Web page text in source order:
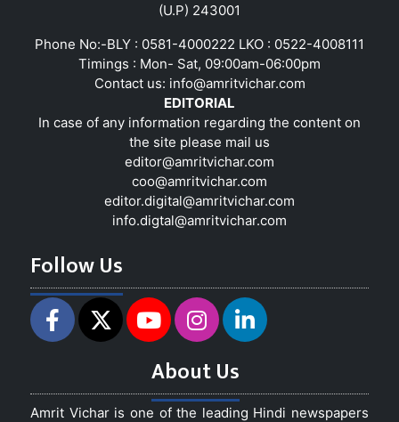
(U.P) 243001
Phone No:-BLY : 0581-4000222 LKO : 0522-4008111
Timings : Mon- Sat, 09:00am-06:00pm
Contact us: info@amritvichar.com
EDITORIAL
In case of any information regarding the content on
the site please mail us
editor@amritvichar.com
coo@amritvichar.com
editor.digital@amritvichar.com
info.digtal@amritvichar.com
Follow Us
About Us
Amrit Vichar is one of the leading Hindi newspapers